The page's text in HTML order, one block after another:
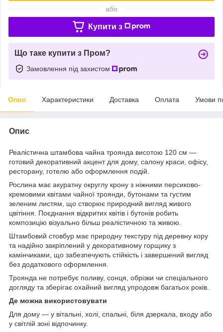
або
Купити з
Що таке купити з Пром?
Замовлення під захистом
Опис Характеристики Доставка Оплата Умови
Опис
Реалістична штамбова чайна троянда висотою 120 см —
готовий декоративний акцент для дому, салону краси, офісу,
ресторану, готелю або оформлення подій.
Рослина має акуратну округлу крону з ніжними персиково-
кремовими квітами чайної троянди, бутонами та густим
зеленим листям, що створює природний вигляд живого
цвітіння. Поєднання відкритих квітів і бутонів робить
композицію візуально більш реалістичною та живою.
Штамбовий стовбур має природну текстуру під деревну кору
та надійно закріплений у декоративному горщику з
камінчиками, що забезпечують стійкість і завершений вигляд
без додаткового оформлення.
Троянда не потребує поливу, сонця, обрізки чи спеціального
догляду та зберігає охайний вигляд упродовж багатьох років.
Де можна використовувати
Для дому — у вітальні, холі, спальні, біля дзеркала, входу або
у світлій зоні відпочинку.